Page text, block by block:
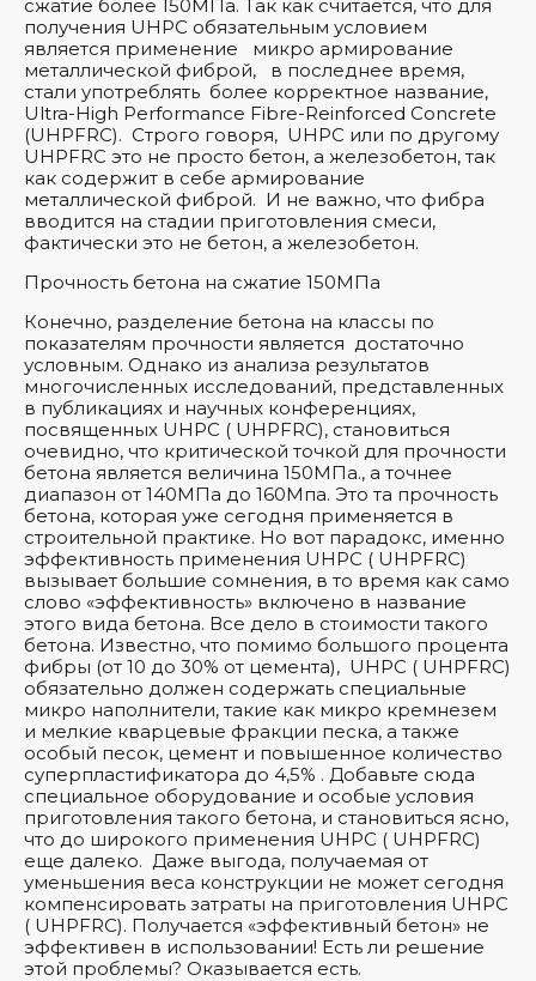
сжатие более 150МПа. Так как считается, что для
получения UHPC обязательным условием
является применение микро армирование
металлической фиброй, в последнее время,
стали употреблять более корректное название,
Ultra-High Performance Fibre-Reinforced Concrete
(UHPFRC). Строго говоря, UHPC или по другому
UHPFRC это не просто бетон, а железобетон, так
как содержит в себе армирование
металлической фиброй. И не важно, что фибра
вводится на стадии приготовления смеси,
фактически это не бетон, а железобетон.
Прочность бетона на сжатие 150МПа
Конечно, разделение бетона на классы по
показателям прочности является достаточно
условным. Однако из анализа результатов
многочисленных исследований, представленных
в публикациях и научных конференциях,
посвященных UHPC ( UHPFRC), становиться
очевидно, что критической точкой для прочности
бетона является величина 150МПа., а точнее
диапазон от 140МПа до 160Мпа. Это та прочность
бетона, которая уже сегодня применяется в
строительной практике. Но вот парадокс, именно
эффективность применения UHPC ( UHPFRC)
вызывает большие сомнения, в то время как само
слово «эффективность» включено в название
этого вида бетона. Все дело в стоимости такого
бетона. Известно, что помимо большого процента
фибры (от 10 до 30% от цемента), UHPC ( UHPFRC)
обязательно должен содержать специальные
микро наполнители, такие как микро кремнезем
и мелкие кварцевые фракции песка, а также
особый песок, цемент и повышенное количество
суперпластификатора до 4,5% . Добавьте сюда
специальное оборудование и особые условия
приготовления такого бетона, и становиться ясно,
что до широкого применения UHPC ( UHPFRC)
еще далеко. Даже выгода, получаемая от
уменьшения веса конструкции не может сегодня
компенсировать затраты на приготовления UHPC
( UHPFRC). Получается «эффективный бетон» не
эффективен в использовании! Есть ли решение
этой проблемы? Оказывается есть.